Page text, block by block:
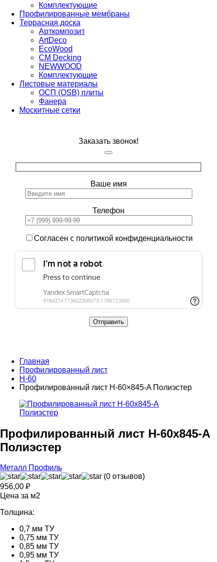
Комплектующие
Профилированные мембраны
Террасная доска
Арткомпозит
ArtDeco
EcoWood
CM Decking
NEWWOOD
Комплектующие
Листовые материалы
ОСП (OSB) плиты
Фанера
Москитные сетки
Заказать звонок!
Ваше имя
Телефон
Согласен с политикой конфиденциальности
Главная
Профилированный лист
Н-60
Профилированный лист Н-60×845-A Полиэстер
Профилированный лист Н-60x845-A
Полиэстер
Металл Профиль
(0 отзывов)
956,00 ₽
Цена за м2
Толщина:
0,7 мм ТУ
0,75 мм ТУ
0,85 мм ТУ
0,95 мм ТУ